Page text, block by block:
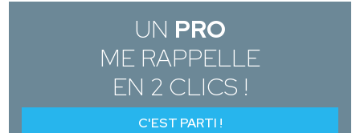
UN PRO
ME RAPPELLE
EN 2 CLICS !
C'EST PARTI !